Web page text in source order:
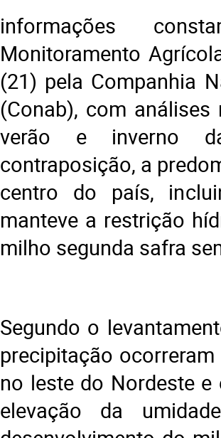
informações
Monitoramento
(21) pela Companhia
(Conab), com
verão e inverno
contraposição, a
centro do país,
manteve a restrição
milho segunda safra
Segundo o
precipitação
no leste do Nordeste
elevação da